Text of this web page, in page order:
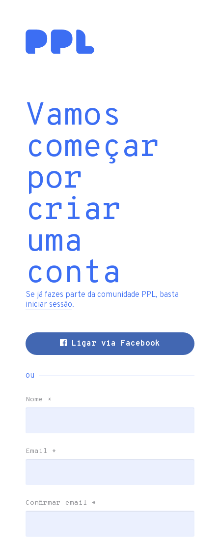
Vamos
começar
por
criar
uma
conta
Se já fazes parte da comunidade PPL, basta
iniciar sessão.
Ligar via Facebook
ou
Nome *
Email *
Confirmar email *